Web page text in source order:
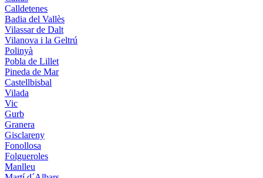
Calldetenes
Badia del Vallès
Vilassar de Dalt
Vilanova i la Geltrú
Polinyà
Pobla de Lillet
Pineda de Mar
Castellbisbal
Vilada
Vic
Gurb
Granera
Gisclareny
Fonollosa
Folgueroles
Manlleu